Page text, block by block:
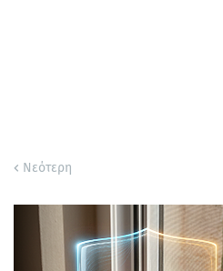
Νεότερη